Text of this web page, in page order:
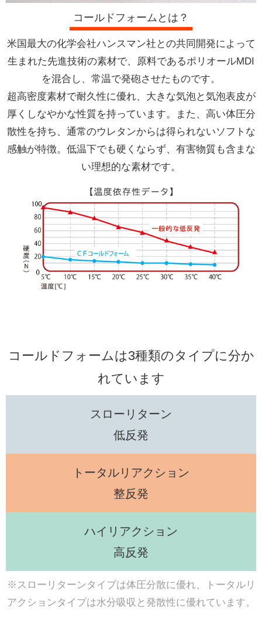
コールドフォームとは？
米国最大の化学会社ハンスマン社との共同開発によって
生まれた先進技術の素材で、原料であるポリオールMDI
を混合し、常温で発砲させたものです。
超高密度素材で耐久性に優れ、大きな気泡と気泡表皮が
厚くしなやかな性質を持っています。また、高い体圧分
散性を持ち、通常のウレタンからは得られないソフトな
感触が特徴。低温下でも硬くならず、有害物質も含まな
い理想的な素材です。
コールドフォームは3種類のタイプに分か
れています
スローリターン
低反発
トータルリアクション
整反発
ハイリアクション
高反発
※スローリターンタイプは体圧分散に優れ、トータルリ
アクションタイプは水分吸収と発散性に優れています。